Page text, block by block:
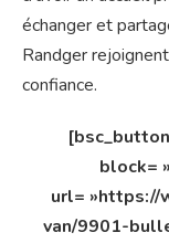
échanger et
Randger
confiance.
block=
url= »https://
van/9901-